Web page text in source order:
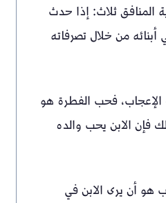
المنافق ثلاث: إذا حدث
من خلال تصرفاته
الإعجاب، فحب الفطرة هو
فإن الابن يحب والده
هو أن يرى الابن في